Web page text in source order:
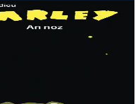
gousket. C'hoant en deus
Dougen bri d'ar vignoniezh
mañ....